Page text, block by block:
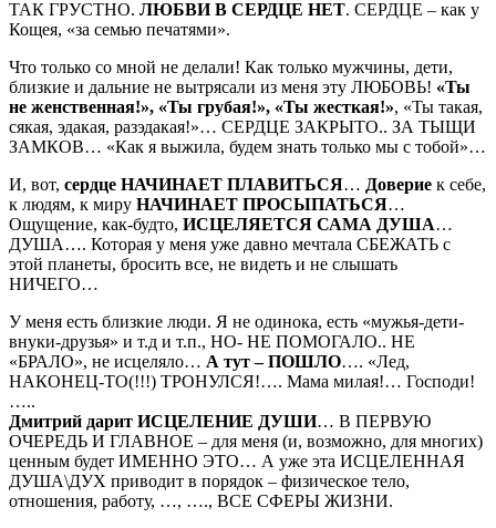
ТАК ГРУСТНО. ЛЮБВИ В СЕРДЦЕ НЕТ. СЕРДЦЕ – как у
Кощея, «за семью печатями».
Что только со мной не делали! Как только мужчины, дети,
близкие и дальние не вытрясали из меня эту ЛЮБОВЬ! «Ты
не женственная!», «Ты грубая!», «Ты жесткая!», «Ты такая,
сякая, эдакая, разэдакая!»… СЕРДЦЕ ЗАКРЫТО.. ЗА ТЫЩИ
ЗАМКОВ… «Как я выжила, будем знать только мы с тобой»…
И, вот, сердце НАЧИНАЕТ ПЛАВИТЬСЯ… Доверие к себе,
к людям, к миру НАЧИНАЕТ ПРОСЫПАТЬСЯ…
Ощущение, как-будто, ИСЦЕЛЯЕТСЯ САМА ДУША…
ДУША…. Которая у меня уже давно мечтала СБЕЖАТЬ с
этой планеты, бросить все, не видеть и не слышать
НИЧЕГО…
У меня есть близкие люди. Я не одинока, есть «мужья-дети-
внуки-друзья» и т.д и т.п., НО- НЕ ПОМОГАЛО.. НЕ
«БРАЛО», не исцеляло… А тут – ПОШЛО…. «Лед,
НАКОНЕЦ-ТО(!!!) ТРОНУЛСЯ!…. Мама милая!… Господи!
…..
Дмитрий дарит ИСЦЕЛЕНИЕ ДУШИ… В ПЕРВУЮ
ОЧЕРЕДЬ И ГЛАВНОЕ – для меня (и, возможно, для многих)
ценным будет ИМЕННО ЭТО… А уже эта ИСЦЕЛЕННАЯ
ДУША\ДУХ приводит в порядок – физическое тело,
отношения, работу, …, …., ВСЕ СФЕРЫ ЖИЗНИ.